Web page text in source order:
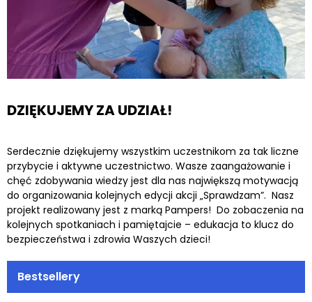
Bestsellery
DZIĘKUJEMY ZA UDZIAŁ!
Serdecznie dziękujemy wszystkim uczestnikom za tak liczne
przybycie i aktywne uczestnictwo. Wasze zaangażowanie i
chęć zdobywania wiedzy jest dla nas największą motywacją
do organizowania kolejnych edycji akcji „Sprawdzam”. Nasz
projekt realizowany jest z marką Pampers! Do zobaczenia na
kolejnych spotkaniach i pamiętajcie – edukacja to klucz do
bezpieczeństwa i zdrowia Waszych dzieci!